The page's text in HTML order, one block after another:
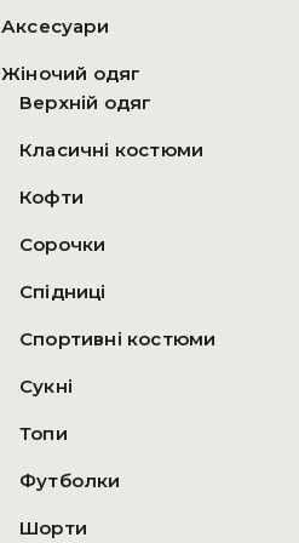
Аксесуари
Жіночий одяг
Верхній одяг
Класичні костюми
Кофти
Сорочки
Спідниці
Спортивні костюми
Сукні
Топи
Футболки
Шорти